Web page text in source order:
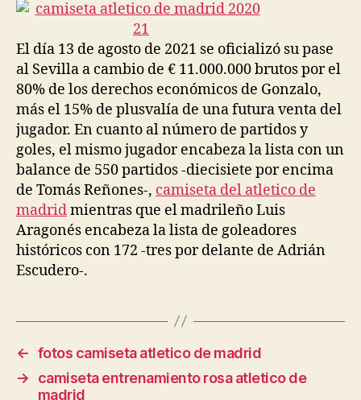
El día 13 de agosto de 2021 se oficializó su pase
al Sevilla a cambio de € 11.000.000 brutos por el
80% de los derechos económicos de Gonzalo,
más el 15% de plusvalía de una futura venta del
jugador. En cuanto al número de partidos y
goles, el mismo jugador encabeza la lista con un
balance de 550 partidos -diecisiete por encima
de Tomás Reñones-, camiseta del atletico de
madridmientras que el madrileño Luis
Aragonés encabeza la lista de goleadores
históricos con 172 -tres por delante de Adrián
Escudero-.
← fotos camiseta atletico de madrid
→
camiseta entrenamiento rosa atletico de
madrid